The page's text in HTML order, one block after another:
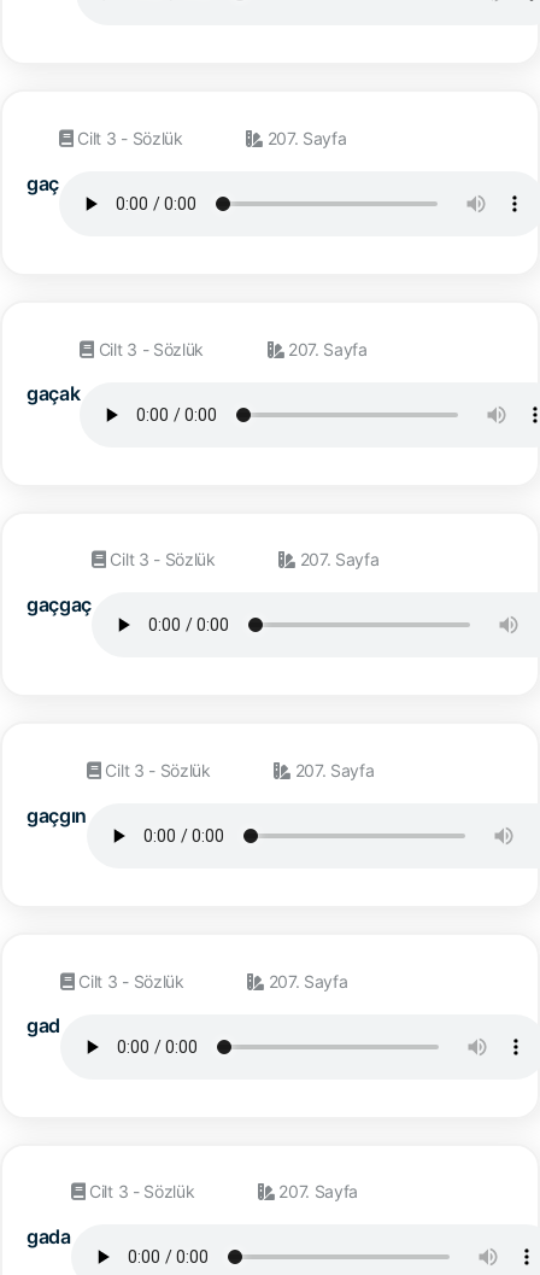
gaç
Cilt 3 - Sözlük 207. Sayfa
gaçak
Cilt 3 - Sözlük 207. Sayfa
gaçgaç
Cilt 3 - Sözlük 207. Sayfa
gaçgın
Cilt 3 - Sözlük 207. Sayfa
gad
Cilt 3 - Sözlük 207. Sayfa
gada
Cilt 3 - Sözlük 207. Sayfa